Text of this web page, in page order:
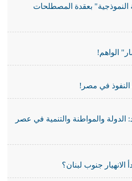
بعقدة المصطلحات
الواهم!
النفوذ في مصر!
والمواطنة والتنمية في عصر
جنوب لبنان؟